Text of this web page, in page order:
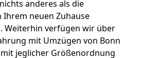
anderes als die
neuen Zuhause
Weiterhin verfügen wir über
mit Umzügen von Bonn
jeglicher Größenordnung